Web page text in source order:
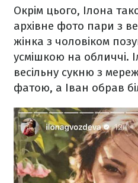
Окрім цього, Ілона
архівне фото пари з
жінка з чоловіком
усмішкою на обличчі.
весільну сукню з
фатою, а Іван обрав